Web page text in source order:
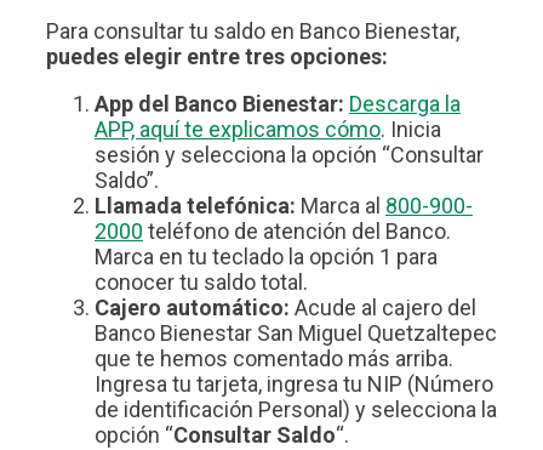
Para consultar tu saldo en Banco Bienestar,
puedes elegir entre tres opciones:
App del Banco Bienestar: Descarga la
APP, aquí te explicamos cómo. Inicia
sesión y selecciona la opción “Consultar
Saldo”.
Llamada telefónica: Marca al 800-900-
2000 teléfono de atención del Banco.
Marca en tu teclado la opción 1 para
conocer tu saldo total.
Cajero automático: Acude al cajero del
Banco Bienestar San Miguel Quetzaltepec
que te hemos comentado más arriba.
Ingresa tu tarjeta, ingresa tu NIP (Número
de identificación Personal) y selecciona la
opción “Consultar Saldo“.